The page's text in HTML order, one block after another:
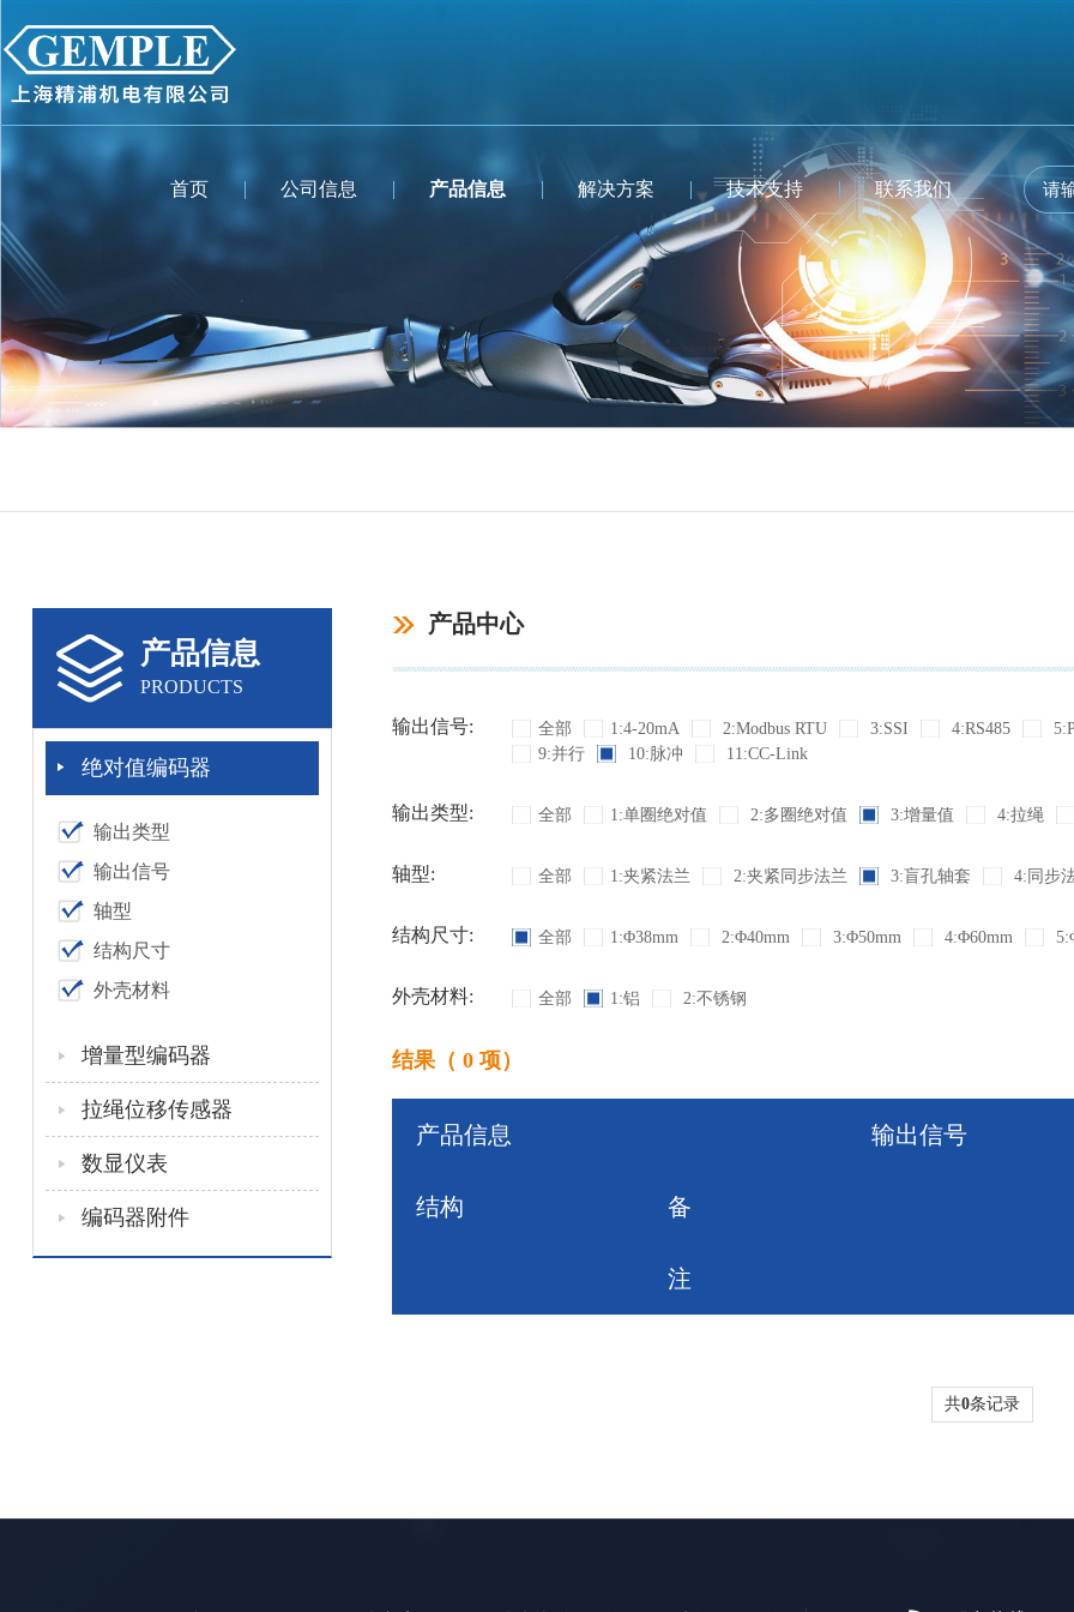
首页 公司信息 产品信息 解决方案 技术支持 联系我们
产品信息
PRODUCTS
绝对值编码器
输出类型
输出信号
轴型
结构尺寸
外壳材料
增量型编码器
拉绳位移传感器
数显仪表
编码器附件
产品中心
输出信号: 全部 1:4-20mA 2:Modbus RTU 3:SSI 4:RS485
9:并行
10:脉冲 11:CC-Link
输出类型: 全部 1:单圈绝对值 2:多圈绝对值 3:增量值 4:拉绳
轴型: 全部 1:夹紧法兰 2:夹紧同步法兰 3:盲孔轴套 4:同步
结构尺寸: 全部 1:Φ38mm 2:Φ40mm 3:Φ50mm 4:Φ60mm
外壳材料: 全部 1:铝 2:不锈钢
结果（ 0 项）
产品信息 输出信号
结构 备
注
共0条记录